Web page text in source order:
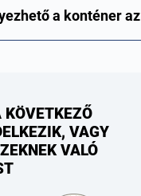
a konténer
VAGY
VALÓ